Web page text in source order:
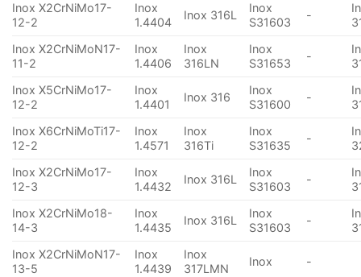
Inox X2CrNiMo17-
12-2
Inox
1.4404
Inox 316L
Inox
S31603
-
Inox X2CrNiMoN17-
11-2
Inox
1.4406
Inox
316LN
Inox
S31653
-
Inox X5CrNiMo17-
12-2
Inox
1.4401
Inox 316
Inox
S31600
-
Inox X6CrNiMoTi17-
12-2
Inox
1.4571
Inox
316Ti
Inox
S31635
-
Inox X2CrNiMo17-
12-3
Inox
1.4432
Inox 316L
Inox
S31603
-
Inox X2CrNiMo18-
14-3
Inox
1.4435
Inox 316L
Inox
S31603
-
Inox X2CrNiMoN17-
13-5
Inox
1.4439
Inox
317LMN
Inox -